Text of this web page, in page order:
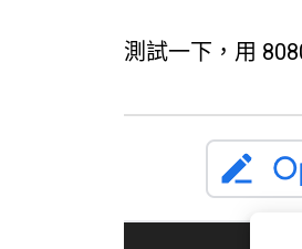
測試一下，用